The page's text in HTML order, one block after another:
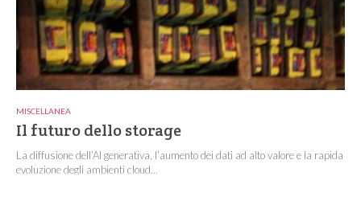
MISCELLANEA
Il futuro dello storage
La diffusione dell’AI generativa, l’aumento dei dati ad alto valore e la rapida
evoluzione degli ambienti cloud...